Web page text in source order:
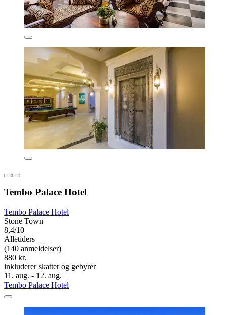
Tembo Palace Hotel
Tembo Palace Hotel
Stone Town
8,4/10
Alletiders
(140 anmeldelser)
880 kr.
inkluderer skatter og gebyrer
11. aug. - 12. aug.
Tembo Palace Hotel